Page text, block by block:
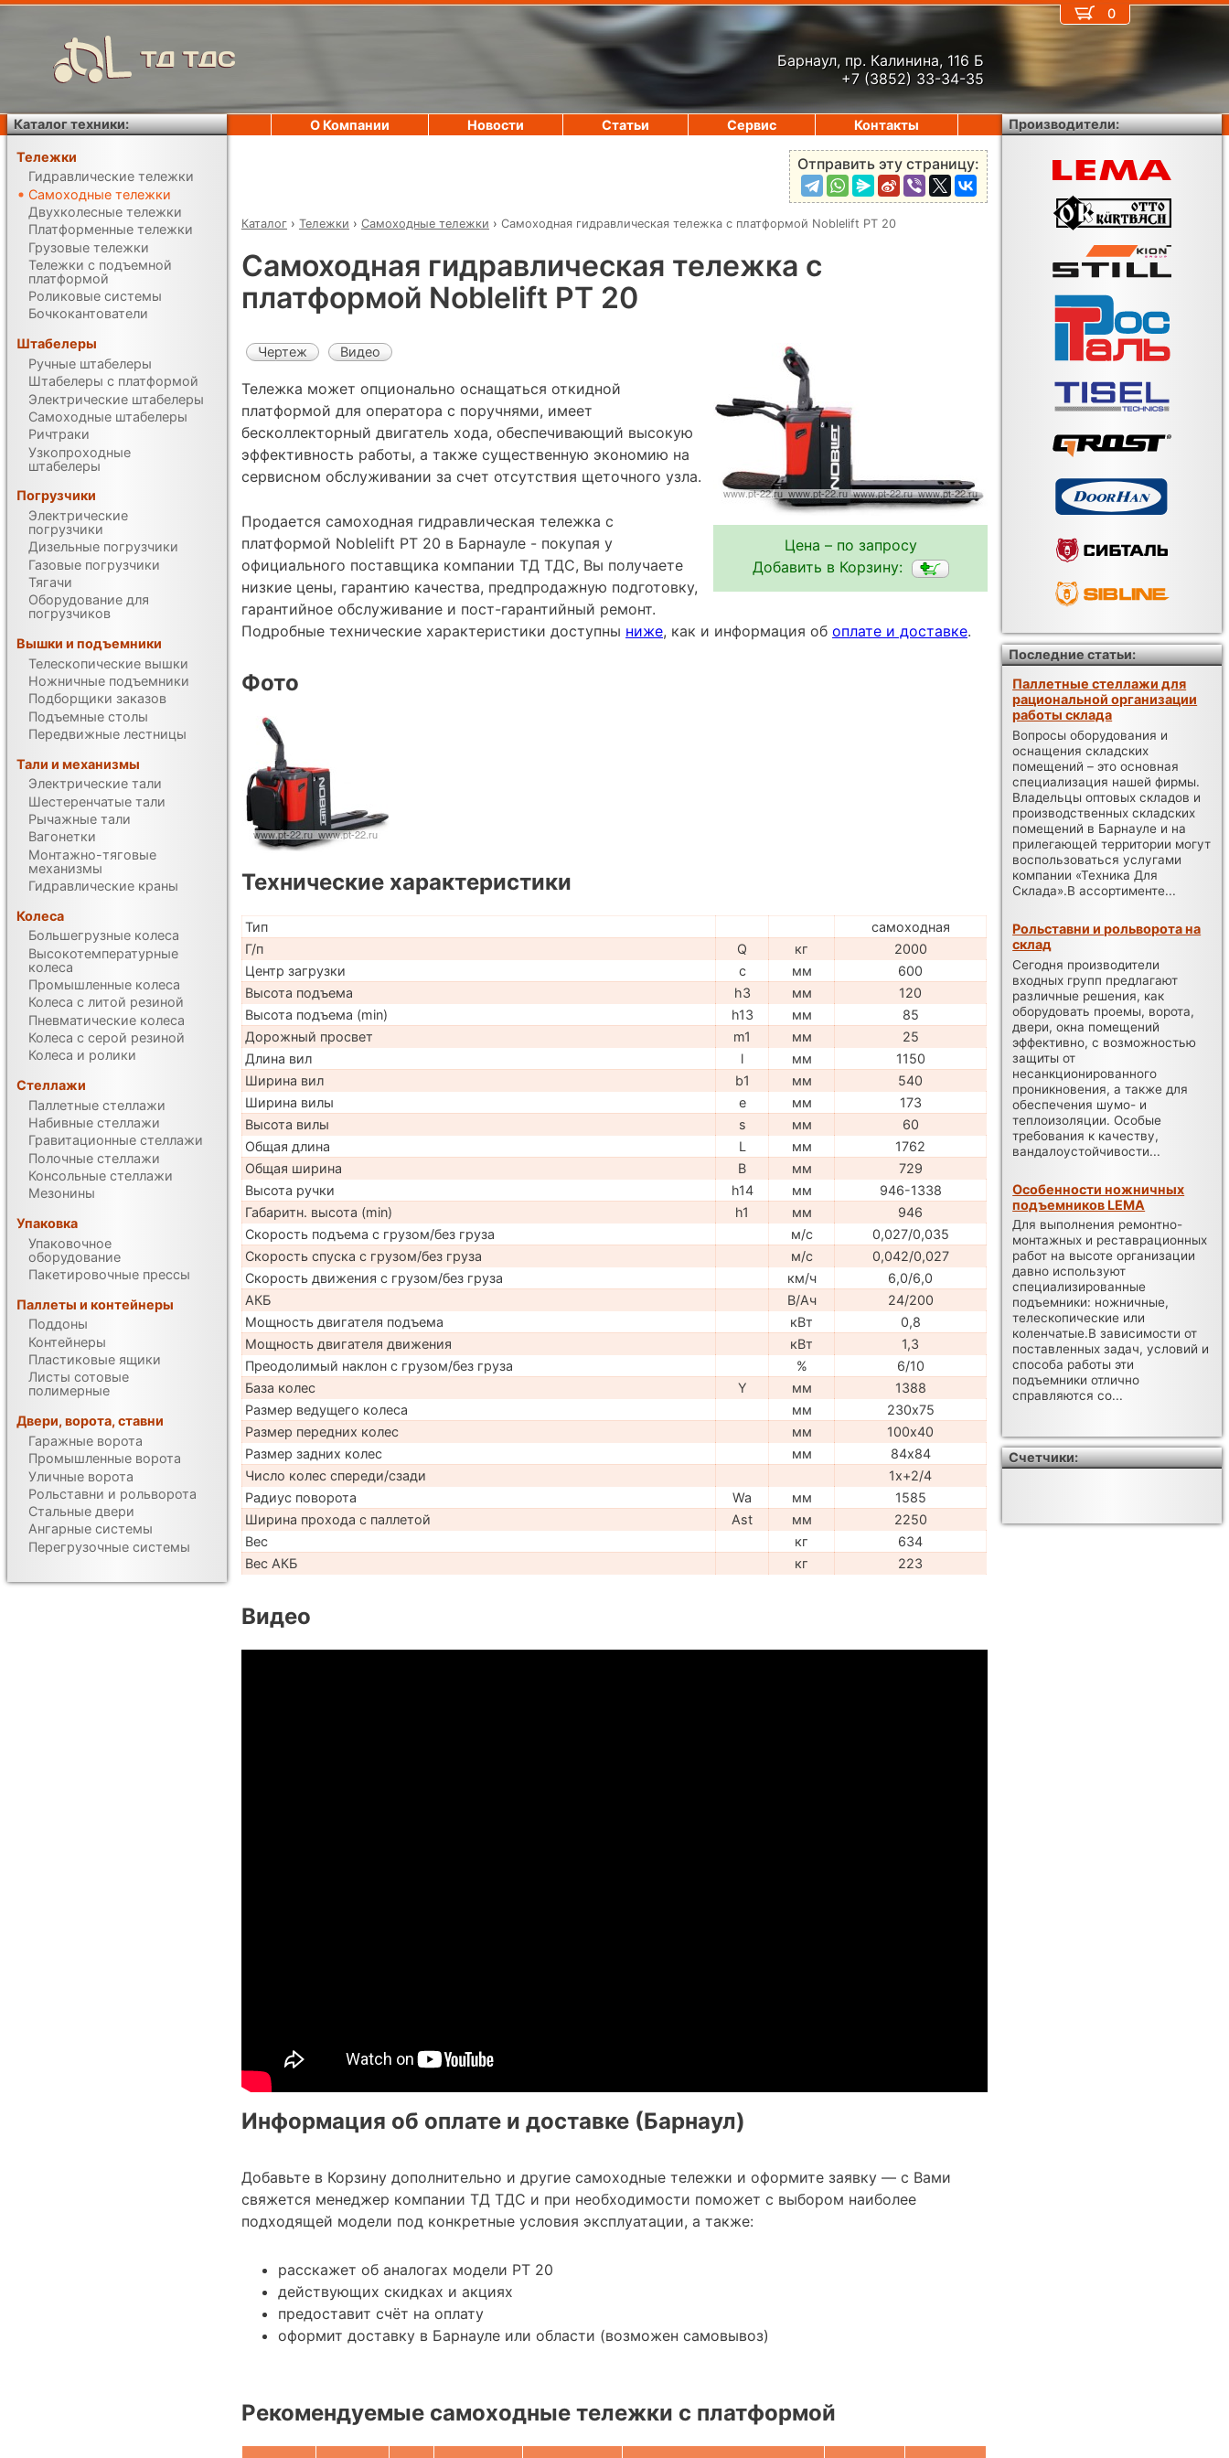
ТД ТДС
Барнаул, пр. Калинина, 116 Б
+7 (3852) 33-34-35
Отправить эту страницу:
Каталог › Тележки › Самоходные тележки › Самоходная гидравлическая тележка с платформой Noblelift PT 20
Самоходная гидравлическая тележка с
платформой Noblelift PT 20
Цена – по запросу
Добавить в Корзину:
Чертеж Видео
Тележка может опционально оснащаться откидной
платформой для оператора с поручнями, имеет
бесколлекторный двигатель хода, обеспечивающий высокую
эффективность работы, а также существенную экономию на
сервисном обслуживании за счет отсутствия щеточного узла.
Продается самоходная гидравлическая тележка с
платформой Noblelift PT 20 в Барнауле - покупая у
официального поставщика компании ТД ТДС, Вы получаете
низкие цены, гарантию качества, предпродажную подготовку,
гарантийное обслуживание и пост-гарантийный ремонт.
Подробные технические характеристики доступны ниже, как и информация об оплате и доставке.
Фото
Технические характеристики
Тип
самоходная
Г/п
Q кг
2000
Центр загрузки
c мм
600
Высота подъема
h3 мм
120
Высота подъема (min)
h13 мм
85
Дорожный просвет
m1 мм
25
Длина вил
l мм
1150
Ширина вил
b1 мм
540
Ширина вилы
e мм
173
Высота вилы
s мм
60
Общая длина
L мм
1762
Общая ширина
B мм
729
Высота ручки
h14 мм
946-1338
Габаритн. высота (min)
h1 мм
946
Скорость подъема с грузом/без груза
м/с
0,027/0,035
Скорость спуска с грузом/без груза
м/с
0,042/0,027
Скорость движения с грузом/без груза
км/ч
6,0/6,0
АКБ
В/Ач
24/200
Мощность двигателя подъема
кВт
0,8
Мощность двигателя движения
кВт
1,3
Преодолимый наклон с грузом/без груза
%
6/10
База колес
Y мм
1388
Размер ведущего колеса
мм
230х75
Размер передних колес
мм
100х40
Размер задних колес
мм
84х84
Число колес спереди/сзади
1x+2/4
Радиус поворота
Wa мм
1585
Ширина прохода с паллетой
Ast мм
2250
Вес
кг
634
Вес АКБ
кг 223
Видео
Информация об оплате и доставке (Барнаул)
Добавьте в Корзину дополнительно и другие самоходные тележки и оформите заявку — с Вами
свяжется менеджер компании ТД ТДС и при необходимости поможет с выбором наиболее
подходящей модели под конкретные условия эксплуатации, а также:
расскажет об аналогах модели PT 20
действующих скидках и акциях
предоставит счёт на оплату
оформит доставку в Барнауле или области (возможен самовывоз)
Рекомендуемые самоходные тележки с платформой
0
О Компании Новости Статьи Сервис Контакты
Каталог техники:
Тележки
Гидравлические тележки
Самоходные тележки
Двухколесные тележки
Платформенные тележки
Грузовые тележки
Тележки с подъемной
платформой
Роликовые системы
Бочкокантователи
Штабелеры
Ручные штабелеры
Штабелеры с платформой
Электрические штабелеры
Самоходные штабелеры
Ричтраки
Узкопроходные
штабелеры
Погрузчики
Электрические
погрузчики
Дизельные погрузчики
Газовые погрузчики
Тягачи
Оборудование для
погрузчиков
Вышки и подъемники
Телескопические вышки
Ножничные подъемники
Подборщики заказов
Подъемные столы
Передвижные лестницы
Тали и механизмы
Электрические тали
Шестеренчатые тали
Рычажные тали
Вагонетки
Монтажно-тяговые
механизмы
Гидравлические краны
Колеса
Большегрузные колеса
Высокотемпературные
колеса
Промышленные колеса
Колеса с литой резиной
Пневматические колеса
Колеса с серой резиной
Колеса и ролики
Стеллажи
Паллетные стеллажи
Набивные стеллажи
Гравитационные стеллажи
Полочные стеллажи
Консольные стеллажи
Мезонины
Упаковка
Упаковочное
оборудование
Пакетировочные прессы
Паллеты и контейнеры
Поддоны
Контейнеры
Пластиковые ящики
Листы сотовые
полимерные
Двери, ворота, ставни
Гаражные ворота
Промышленные ворота
Уличные ворота
Рольставни и рольворота
Стальные двери
Ангарные системы
Перегрузочные системы
Производители:
Последние статьи:
Паллетные стеллажи для
рациональной организации
работы склада
Вопросы оборудования и
оснащения складских
помещений – это основная
специализация нашей фирмы.
Владельцы оптовых складов и
производственных складских
помещений в Барнауле и на
прилегающей территории могут
воспользоваться услугами
компании «Техника Для
Склада».В ассортименте...
Рольставни и рольворота на
склад
Сегодня производители
входных групп предлагают
различные решения, как
оборудовать проемы, ворота,
двери, окна помещений
эффективно, с возможностью
защиты от
несанкционированного
проникновения, а также для
обеспечения шумо- и
теплоизоляции. Особые
требования к качеству,
вандалоустойчивости...
Особенности ножничных
подъемников LEMA
Для выполнения ремонтно-
монтажных и реставрационных
работ на высоте организации
давно используют
специализированные
подъемники: ножничные,
телескопические или
коленчатые.В зависимости от
поставленных задач, условий и
способа работы эти
подъемники отлично
справляются со...
Счетчики: